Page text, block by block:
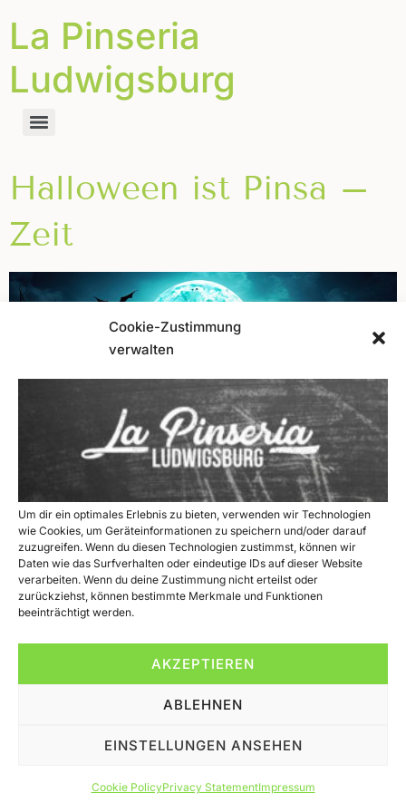
Cookie-Zustimmung
verwalten
Um dir ein optimales Erlebnis zu bieten, verwenden wir Technologien
wie Cookies, um Geräteinformationen zu speichern und/oder darauf
zuzugreifen. Wenn du diesen Technologien zustimmst, können wir
Daten wie das Surfverhalten oder eindeutige IDs auf dieser Website
verarbeiten. Wenn du deine Zustimmung nicht erteilst oder
zurückziehst, können bestimmte Merkmale und Funktionen
beeinträchtigt werden.
AKZEPTIEREN
ABLEHNEN
EINSTELLUNGEN ANSEHEN
Cookie PolicyPrivacy StatementImpressum
La Pinseria
Ludwigsburg
Halloween ist Pinsa –
Zeit
Start Pinsa Speisekarte X Galerie Über uns Kontakt X Startseite
Pinsa Speisekarte Galerie Über uns Kontakt Vegane Pinsa
Glutenfreie Pinsa Kostenfrei parken X 27.10.2023 Restaurant
Halloween ist Pinsa – Zeit ???? Gruselige Halloween-Alternative
Alternative für alle, die keine Lust auf “Süßes oder Saures”
haben. Anstelle […]